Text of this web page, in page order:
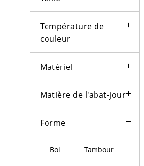
Température de
couleur
Matériel
Matière de l'abat-jour
Forme
Bol Tambour